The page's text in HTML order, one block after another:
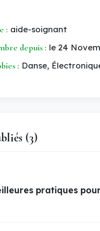
: aide-soignant
depuis : le 24
: Danse,
(3)
pratiques